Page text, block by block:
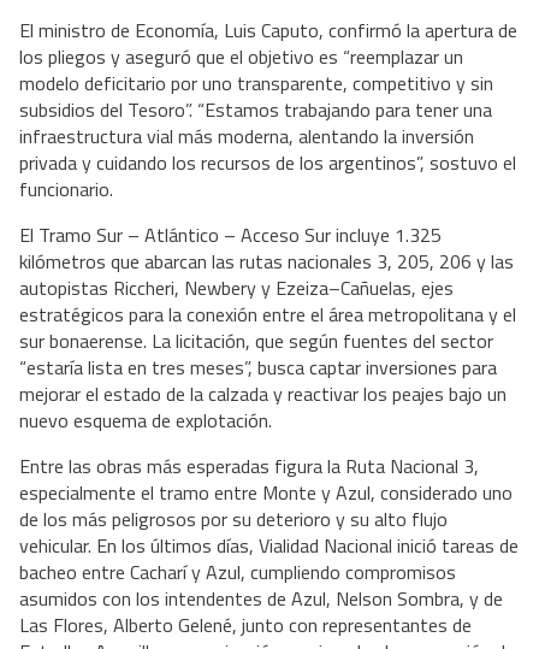
El ministro de Economía, Luis Caputo, confirmó la apertura de
los pliegos y aseguró que el objetivo es “reemplazar un
modelo deficitario por uno transparente, competitivo y sin
subsidios del Tesoro”. “Estamos trabajando para tener una
infraestructura vial más moderna, alentando la inversión
privada y cuidando los recursos de los argentinos”, sostuvo el
funcionario.
El Tramo Sur – Atlántico – Acceso Sur incluye 1.325
kilómetros que abarcan las rutas nacionales 3, 205, 206 y las
autopistas Riccheri, Newbery y Ezeiza–Cañuelas, ejes
estratégicos para la conexión entre el área metropolitana y el
sur bonaerense. La licitación, que según fuentes del sector
“estaría lista en tres meses”, busca captar inversiones para
mejorar el estado de la calzada y reactivar los peajes bajo un
nuevo esquema de explotación.
Entre las obras más esperadas figura la Ruta Nacional 3,
especialmente el tramo entre Monte y Azul, considerado uno
de los más peligrosos por su deterioro y su alto flujo
vehicular. En los últimos días, Vialidad Nacional inició tareas de
bacheo entre Cacharí y Azul, cumpliendo compromisos
asumidos con los intendentes de Azul, Nelson Sombra, y de
Las Flores, Alberto Gelené, junto con representantes de